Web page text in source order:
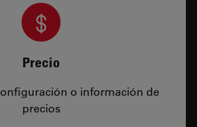
Precio
o información de
precios